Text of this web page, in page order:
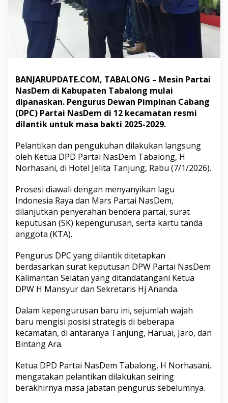
C
1
K
e
a
m
a
a
n
D
i
a
n
k
BANJARUPDATE.COM, TABALONG – Mesin Partai
NasDem di Kabupaten Tabalong mulai
dipanaskan. Pengurus Dewan Pimpinan Cabang
(DPC) Partai NasDem di 12 kecamatan resmi
dilantik untuk masa bakti 2025-2029.
Pelantikan dan pengukuhan dilakukan langsung
oleh Ketua DPD Partai NasDem Tabalong, H
Norhasani, di Hotel Jelita Tanjung, Rabu (7/1/2026).
Prosesi diawali dengan menyanyikan lagu
Indonesia Raya dan Mars Partai NasDem,
dilanjutkan penyerahan bendera partai, surat
keputusan (SK) kepengurusan, serta kartu tanda
anggota (KTA).
Pengurus DPC yang dilantik ditetapkan
berdasarkan surat keputusan DPW Partai NasDem
Kalimantan Selatan yang ditandatangani Ketua
DPW H Mansyur dan Sekretaris Hj Ananda.
Dalam kepengurusan baru ini, sejumlah wajah
baru mengisi posisi strategis di beberapa
kecamatan, di antaranya Tanjung, Haruai, Jaro, dan
Bintang Ara.
Ketua DPD Partai NasDem Tabalong, H Norhasani,
mengatakan pelantikan dilakukan seiring
berakhirnya masa jabatan pengurus sebelumnya.